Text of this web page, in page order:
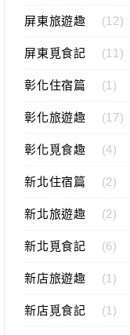
屏東旅遊趣 (12)
屏東覓食記 (11)
彰化住宿篇 (1)
彰化旅遊趣 (17)
彰化覓食趣 (4)
新北住宿篇 (2)
新北旅遊趣 (2)
新北覓食記 (6)
新店旅遊趣 (1)
新店覓食記 (1)